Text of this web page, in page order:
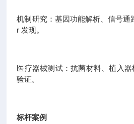
机制研究：基因功能解析、信号通
r 发现。
医疗器械测试：抗菌材料、植入
验证。
标杆案例